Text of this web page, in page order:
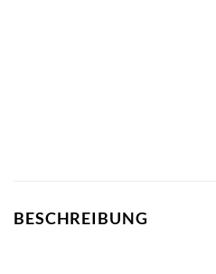
BESCHREIBUNG